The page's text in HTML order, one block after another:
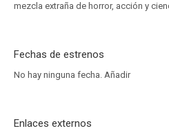
mezcla extraña de horror, acción y
Fechas de estrenos
No hay ninguna fecha. Añadir
Enlaces externos